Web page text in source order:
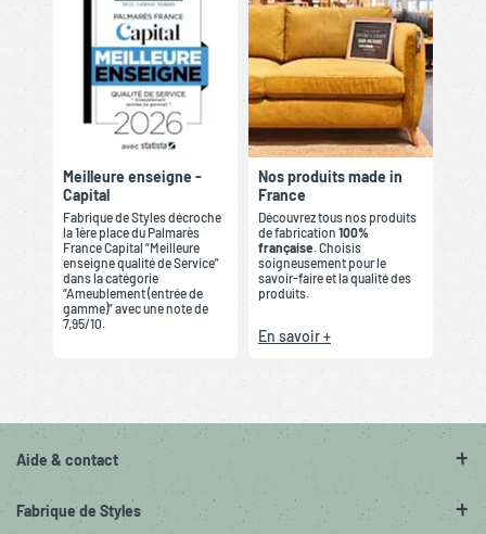
Meilleure enseigne -
Capital
Fabrique de Styles décroche
la 1ère place du Palmarès
France Capital “Meilleure
enseigne qualité de Service”
dans la catégorie
“Ameublement (entrée de
gamme)” avec une note de
7,95/10.
Nos produits made in
France
Découvrez tous nos produits
de fabrication 100%
française . Choisis
soigneusement pour le
savoir-faire et la qualité des
produits.
En savoir +
Aide & contact
Fabrique de Styles